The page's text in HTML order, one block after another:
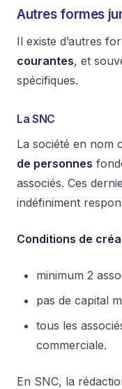
Autres formes
Il existe d’autres
courantes, et
spécifiques.
La SNC
La société en nom
de personnes
associés. Ces
indéfiniment
Conditions de
minimum 2
pas de capital
tous les
commerciale.
En SNC, la